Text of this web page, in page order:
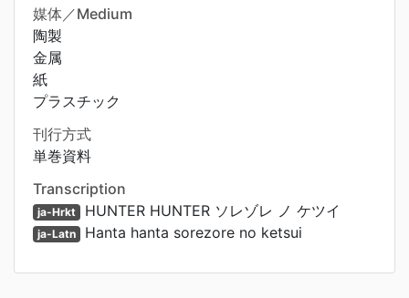
媒体／Medium
陶製
金属
紙
プラスチック
刊行方式
単巻資料
Transcription
ja-Hrkt HUNTER HUNTER ソレゾレ ノ ケツイ
ja-Latn Hanta hanta sorezore no ketsui